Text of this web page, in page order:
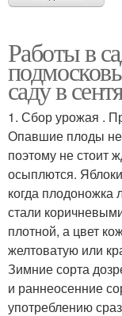
Работы в
саду в
1. Сбор урожая .
Опавшие плоды не
поэтому не стоит
осыплются.
когда плодоножка
стали
плотной, а цвет
желтоватую или
Зимние сорта
и раннеосенние
употреблению